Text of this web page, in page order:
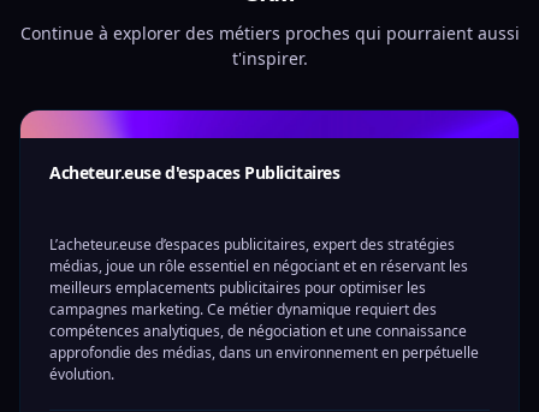
Continue à explorer des métiers proches qui pourraient aussi
t'inspirer.
Acheteur.euse d'espaces Publicitaires
L’acheteur.euse d’espaces publicitaires, expert des stratégies
médias, joue un rôle essentiel en négociant et en réservant les
meilleurs emplacements publicitaires pour optimiser les
campagnes marketing. Ce métier dynamique requiert des
compétences analytiques, de négociation et une connaissance
approfondie des médias, dans un environnement en perpétuelle
évolution.